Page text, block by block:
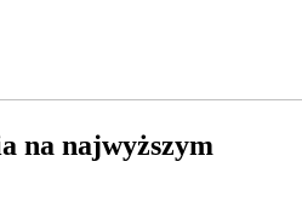
na najwyższym